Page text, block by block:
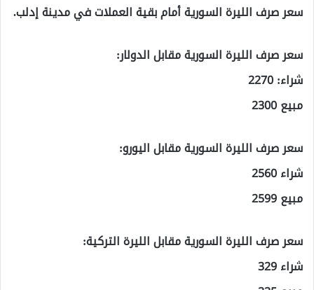
سعر صرف الليرة السورية أمام بقية العملات في مدينة إدلب.
سعر صرف الليرة السورية مقابل الدولار:
شراء: 2270
مبيع 2300
سعر صرف الليرة السورية مقابل اليورو:
شراء 2560
مبيع 2599
سعر صرف الليرة السورية مقابل الليرة التركية:
شراء 329